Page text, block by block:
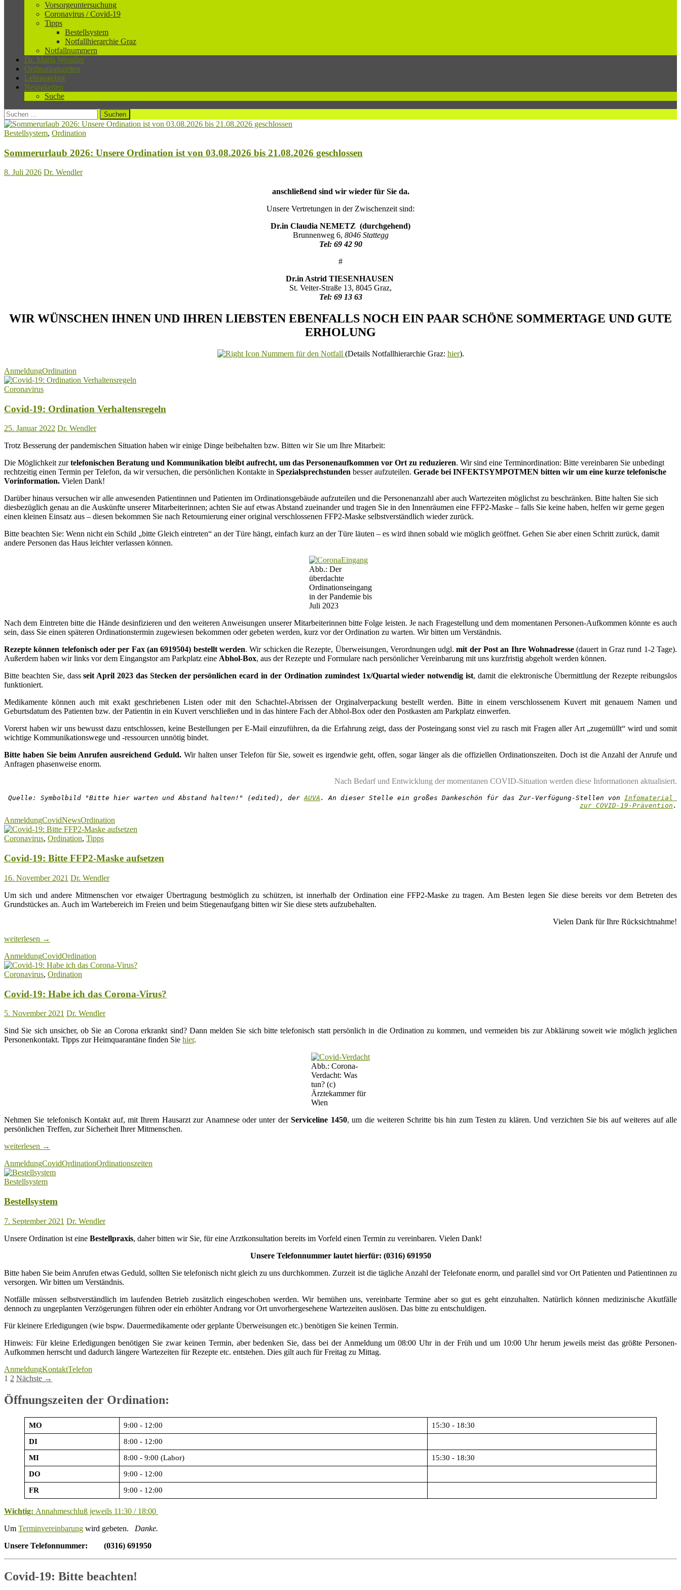
Vorsorgeuntersuchung
Coronavirus / Covid-19
Tipps
Bestellsystem
Notfallhierarchie Graz
Notfallnummern
Dr. Maria Wendler
Ordinationszeiten
Lehrangebot
Neuigkeiten
Suche
Suchen
nach:
Bestellsystem, Ordination
Sommerurlaub 2026: Unsere Ordination ist von 03.08.2026 bis 21.08.2026 geschlossen
8. Juli 2026 Dr. Wendler
anschließend sind wir wieder für Sie da.
Unsere Vertretungen in der Zwischenzeit sind:
Dr.in Claudia NEMETZ (durchgehend)
Brunnenweg 6, 8046 Stattegg
Tel: 69 42 90
#
Dr.in Astrid TIESENHAUSEN
St. Veiter-Straße 13, 8045 Graz,
Tel: 69 13 63
WIR WÜNSCHEN IHNEN UND IHREN LIEBSTEN EBENFALLS NOCH EIN PAAR SCHÖNE SOMMERTAGE UND GUTE
ERHOLUNG
Nummern für den Notfall (Details Notfallhierarchie Graz: hier).
AnmeldungOrdination
Coronavirus
Covid-19: Ordination Verhaltensregeln
25. Januar 2022 Dr. Wendler
Trotz Besserung der pandemischen Situation haben wir einige Dinge beibehalten bzw. Bitten wir Sie um Ihre Mitarbeit:
Die Möglichkeit zurtelefonischen Beratung und Kommunikation bleibt aufrecht, um das Personenaufkommen vor Ort zu reduzieren. Wir sind eine Terminordination: Bitte vereinbaren Sie unbedingt
rechtzeitig einen Termin per Telefon, da wir versuchen, die persönlichen Kontakte in Spezialsprechstunden besser aufzuteilen. Gerade bei INFEKTSYMPOTMEN bitten wir um eine kurze telefonische
Vorinformation. Vielen Dank!
Darüber hinaus versuchen wir alle anwesenden Patientinnen und Patienten im Ordinationsgebäude aufzuteilen und die Personenanzahl aber auch Wartezeiten möglichst zu beschränken. Bitte halten Sie sich
diesbezüglich genau an die Auskünfte unserer Mitarbeiterinnen; achten Sie auf etwas Abstand zueinander und tragen Sie in den Innenräumen eine FFP2-Maske – falls Sie keine haben, helfen wir gerne gegen
einen kleinen Einsatz aus – diesen bekommen Sie nach Retournierung einer original verschlossenen FFP2-Maske selbstverständlich wieder zurück.
Bitte beachten Sie: Wenn nicht ein Schild „bitte Gleich eintreten“ an der Türe hängt, einfach kurz an der Türe läuten – es wird ihnen sobald wie möglich geöffnet. Gehen Sie aber einen Schritt zurück, damit
andere Personen das Haus leichter verlassen können.
Abb.: Der
überdachte
Ordinationseingang
in der Pandemie bis
Juli 2023
Nach dem Eintreten bitte die Hände desinfizieren und den weiteren Anweisungen unserer Mitarbeiterinnen bitte Folge leisten. Je nach Fragestellung und dem momentanen Personen-Aufkommen könnte es auch
sein, dass Sie einen späteren Ordinationstermin zugewiesen bekommen oder gebeten werden, kurz vor der Ordination zu warten. Wir bitten um Verständnis.
Rezepte können telefonisch oder per Fax (an 6919504) bestellt werden. Wir schicken die Rezepte, Überweisungen, Verordnungen udgl.mit der Post an Ihre Wohnadresse(dauert in Graz rund 1-2 Tage).
Außerdem haben wir links vor dem Eingangstor am Parkplatz eine Abhol-Box, aus der Rezepte und Formulare nach persönlicher Vereinbarung mit uns kurzfristig abgeholt werden können.
Bitte beachten Sie, dassseit April 2023 das Stecken der persönlichen ecard in der Ordination zumindest 1x/Quartal wieder notwendig ist, damit die elektronische Übermittlung der Rezepte reibungslos
funktioniert.
Medikamente können auch mit exakt geschriebenen Listen oder mit den Schachtel-Abrissen der Orginalverpackung bestellt werden. Bitte in einem verschlossenem Kuvert mit genauem Namen und
Geburtsdatum des Patienten bzw. der Patientin in ein Kuvert verschließen und in das hintere Fach der Abhol-Box oder den Postkasten am Parkplatz einwerfen.
Vorerst haben wir uns bewusst dazu entschlossen, keine Bestellungen per E-Mail einzuführen, da die Erfahrung zeigt, dass der Posteingang sonst viel zu rasch mit Fragen aller Art „zugemüllt“ wird und somit
wichtige Kommunikationswege und -ressourcen unnötig bindet.
Bitte haben Sie beim Anrufen ausreichend Geduld. Wir halten unser Telefon für Sie, soweit es irgendwie geht, offen, sogar länger als die offiziellen Ordinationszeiten. Doch ist die Anzahl der Anrufe und
Anfragen phasenweise enorm.
Nach Bedarf und Entwicklung der momentanen COVID-Situation werden diese Informationen aktualisiert.
Quelle: Symbolbild "Bitte hier warten und Abstand halten!" (edited), der AUVA . An dieser Stelle ein großes Dankeschön für das Zur-Verfügung-Stellen von Infomaterial
zur COVID-19-Prävention .
AnmeldungCovidNewsOrdination
Coronavirus, Ordination, Tipps
Covid-19: Bitte FFP2-Maske aufsetzen
16. November 2021 Dr. Wendler
Um sich und andere Mitmenschen vor etwaiger Übertragung bestmöglich zu schützen, ist innerhalb der Ordination eine FFP2-Maske zu tragen. Am Besten legen Sie diese bereits vor dem Betreten des
Grundstückes an. Auch im Wartebereich im Freien und beim Stiegenaufgang bitten wir Sie diese stets aufzubehalten.
Vielen Dank für Ihre Rücksichtnahme!
Covid-
Bitte
FFP2-
Maske
weiterlesen →
AnmeldungCovidOrdination
Coronavirus, Ordination
Covid-19: Habe ich das Corona-Virus?
5. November 2021 Dr. Wendler
Sind Sie sich unsicher, ob Sie an Corona erkrankt sind? Dann melden Sie sich bitte telefonisch statt persönlich in die Ordination zu kommen, und vermeiden bis zur Abklärung soweit wie möglich jeglichen
Personenkontakt. Tipps zur Heimquarantäne finden Sie hier.
Abb.: Corona-
Verdacht: Was
tun? (c)
Ärztekammer für
Wien
Nehmen Sie telefonisch Kontakt auf, mit Ihrem Hausarzt zur Anamnese oder unter derServiceline 1450, um die weiteren Schritte bis hin zum Testen zu klären. Und verzichten Sie bis auf weiteres auf alle
persönlichen Treffen, zur Sicherheit Ihrer Mitmenschen.
Covid-
Habe
ich
das
Virus?
weiterlesen →
AnmeldungCovidOrdinationOrdinationszeiten
Bestellsystem
Bestellsystem
7. September 2021 Dr. Wendler
Unsere Ordination ist eine Bestellpraxis, daher bitten wir Sie, für eine Arztkonsultation bereits im Vorfeld einen Termin zu vereinbaren. Vielen Dank!
Unsere Telefonnummer lautet hierfür: (0316) 691950
Bitte haben Sie beim Anrufen etwas Geduld, sollten Sie telefonisch nicht gleich zu uns durchkommen. Zurzeit ist die tägliche Anzahl der Telefonate enorm, und parallel sind vor Ort Patienten und Patientinnen zu
versorgen. Wir bitten um Verständnis.
Notfälle müssen selbstverständlich im laufenden Betrieb zusätzlich eingeschoben werden. Wir bemühen uns, vereinbarte Termine aber so gut es geht einzuhalten. Natürlich können medizinische Akutfälle
dennoch zu ungeplanten Verzögerungen führen oder ein erhöhter Andrang vor Ort unvorhergesehene Wartezeiten auslösen. Das bitte zu entschuldigen.
Für kleinere Erledigungen (wie bspw. Dauermedikamente oder geplante Überweisungen etc.) benötigen Sie keinen Termin.
Hinweis: Für kleine Erledigungen benötigen Sie zwar keinen Termin, aber bedenken Sie, dass bei der Anmeldung um 08:00 Uhr in der Früh und um 10:00 Uhr herum jeweils meist das größte Personen-
Aufkommen herrscht und dadurch längere Wartezeiten für Rezepte etc. entstehen. Dies gilt auch für Freitag zu Mittag.
AnmeldungKontaktTelefon
Beitragsnavigation
1 2 Nächste →
Öffnungszeiten der Ordination:
MO 9:00 - 12:00
15:30 - 18:30
DI
8:00 - 12:00
MI
8:00 - 9:00 (Labor)
15:30 - 18:30
DO
9:00 - 12:00
FR
9:00 - 12:00
Wichtig: Annahmeschluß jeweils 11:30 / 18:00
Um Terminvereinbarung wird gebeten.
Danke.
Unsere Telefonnummer: (0316) 691950
Covid-19: Bitte beachten!